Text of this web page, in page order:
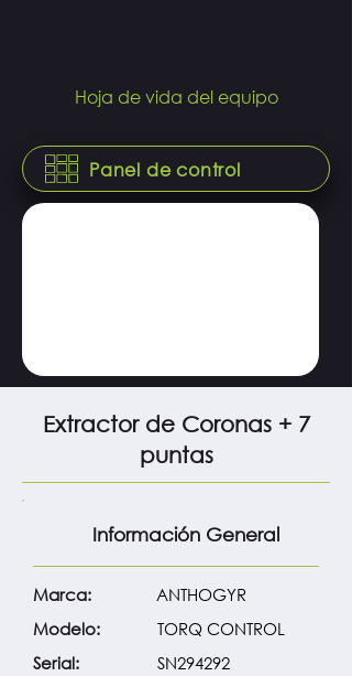
Hoja de vida del equipo
Panel de control
Extractor de Coronas + 7
puntas
Información General
Marca:
ANTHOGYR
Modelo:
TORQ CONTROL
Serial:
SN294292